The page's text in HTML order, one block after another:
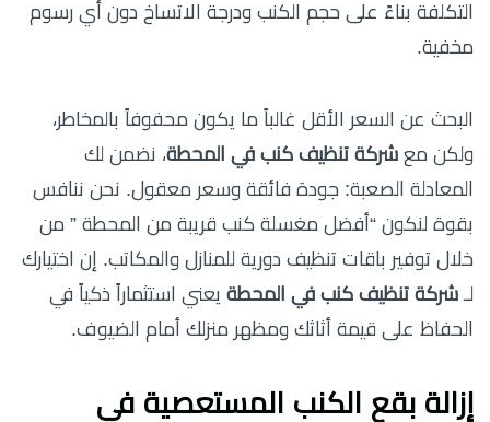
التكلفة بناءً على حجم الكنب ودرجة الاتساخ دون أي رسوم
مخفية.
البحث عن السعر الأقل غالباً ما يكون محفوفاً بالمخاطر،
ولكن مع شركة تنظيف كنب في المحطة، نضمن لك
المعادلة الصعبة: جودة فائقة وسعر معقول. نحن ننافس
بقوة لنكون “أفضل مغسلة كنب قريبة من المحطة ” من
خلال توفير باقات تنظيف دورية للمنازل والمكاتب. إن اختيارك
لـ شركة تنظيف كنب في المحطة يعني استثماراً ذكياً في
الحفاظ على قيمة أثاثك ومظهر منزلك أمام الضيوف.
إزالة بقع الكنب المستعصية في